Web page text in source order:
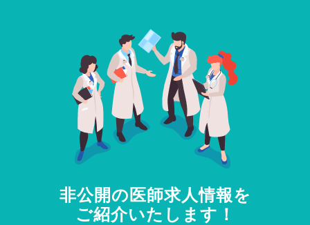
非公開の医師求人情報を
ご紹介いたします！